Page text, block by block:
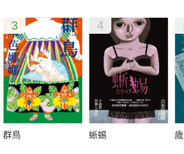
意的警察局長藍比亞斯、全心想要拉他一把
是懷著熱情與理想、搭乘渡輪前來造訪的出
，全被他冰冷惡劣的態度拒於千里之外。就
在一點一滴消失中……
疲憊、對市場感到寒心、對未來嗅不到希望
折，一個神祕的包袱出現在書店中。雖然只
當沉重。這個意外讓A. J.大叔有機會重新拾
的眼光觀看世界。沒多久，小島上的讀者與
，不屈不撓的業務員愛蜜莉亞也開始對他投
3
群鳥
4
蜥蜴